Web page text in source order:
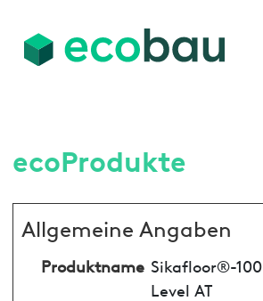
ecoProdukte
Allgemeine Angaben
Produktname Sikafloor®-100
Level AT